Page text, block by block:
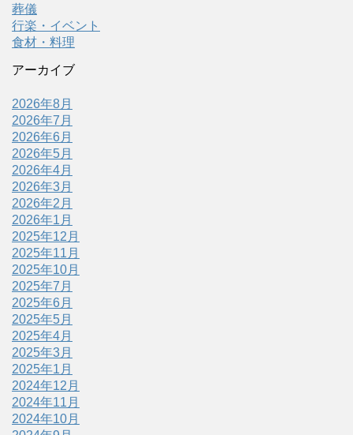
葬儀
行楽・イベント
食材・料理
アーカイブ
2026年8月
2026年7月
2026年6月
2026年5月
2026年4月
2026年3月
2026年2月
2026年1月
2025年12月
2025年11月
2025年10月
2025年7月
2025年6月
2025年5月
2025年4月
2025年3月
2025年1月
2024年12月
2024年11月
2024年10月